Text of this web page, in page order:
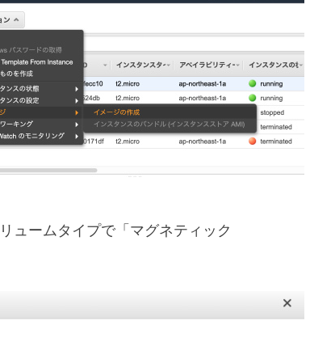
ュームタイプで「マグネティック